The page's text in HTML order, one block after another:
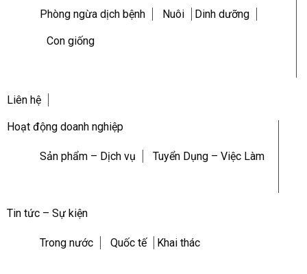
Phòng ngừa dịch bệnh Nuôi Dinh dưỡng
Con giống
Liên hệ
Hoạt động doanh nghiệp
Sản phẩm – Dịch vụ Tuyển Dụng – Việc Làm
Tin tức – Sự kiện
Trong nước Quốc tế Khai thác